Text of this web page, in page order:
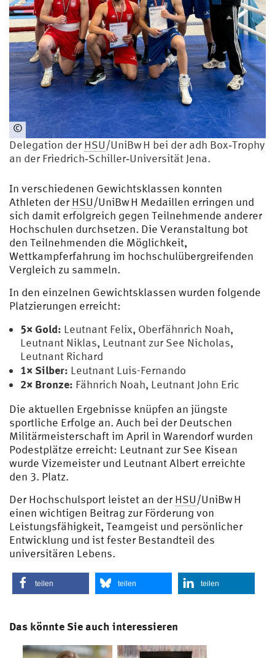
©
HSU/UniBw
H
Delegation der HSU/UniBw H bei der adh Box‑Trophy
an der Friedrich‑Schiller‑Universität Jena.
In verschiedenen Gewichtsklassen konnten
Athleten der HSU/UniBw H Medaillen erringen und
sich damit erfolgreich gegen Teilnehmende anderer
Hochschulen durchsetzen. Die Veranstaltung bot
den Teilnehmenden die Möglichkeit,
Wettkampferfahrung im hochschulübergreifenden
Vergleich zu sammeln.
In den einzelnen Gewichtsklassen wurden folgende
Platzierungen erreicht:
5× Gold: Leutnant Felix, Oberfähnrich Noah,
Leutnant Niklas, Leutnant zur See Nicholas,
Leutnant Richard
1× Silber: Leutnant Luis-Fernando
2× Bronze: Fähnrich Noah, Leutnant John Eric
Die aktuellen Ergebnisse knüpfen an jüngste
sportliche Erfolge an. Auch bei der Deutschen
Militärmeisterschaft im April in Warendorf wurden
Podestplätze erreicht: Leutnant zur See Kisean
wurde Vizemeister und Leutnant Albert erreichte
den 3. Platz.
Der Hochschulsport leistet an der HSU/UniBw H
einen wichtigen Beitrag zur Förderung von
Leistungsfähigkeit, Teamgeist und persönlicher
Entwicklung und ist fester Bestandteil des
universitären Lebens.
teilen teilen teilen
Das könnte Sie auch interessieren